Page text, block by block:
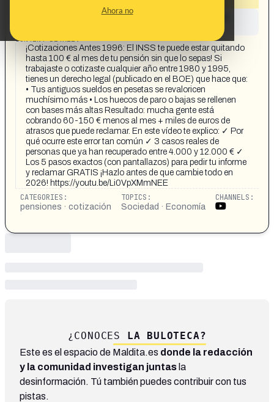
Ahora no
This content has not yet been investigated by the
CONTENT DETAIL:
¡Cotizaciones Antes 1996: El INSS te puede estar quitando
hasta 100 € al mes de tu pensión sin que lo sepas! Si
trabajaste o cotizaste cualquier año entre 1980 y 1995,
tienes un derecho legal (publicado en el BOE) que hace que:
• Tus antiguos sueldos en pesetas se revaloricen
muchísimo más • Los huecos de paro o bajas se rellenen
con bases más altas Resultado: mucha gente está
cobrando 60-150 € menos al mes + miles de euros de
atrasos que puede reclamar. En este vídeo te explico: ✓ Por
qué ocurre este error tan común ✓ 3 casos reales de
personas que ya han recuperado entre 4.000 y 12.000 € ✓
Los 5 pasos exactos (con pantallazos) para pedir tu informe
y reclamar GRATIS ¡Hazlo antes de que cambie todo en
2026! https://youtu.be/Li0VpXMmNEE
CATEGORIES:
pensiones · cotización
TOPICS:
Sociedad · Economía
CHANNELS:
¿CONOCES LA BULOTECA?
Este es el espacio de Maldita.es donde la redacción
y la comunidad investigan juntas la
desinformación. Tú también puedes contribuir con tus
pistas.